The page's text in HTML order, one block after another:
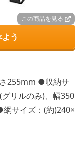
この商品を見る
う
255mm ●収納サ
リルのみ)、幅350
サイズ：(約)240×